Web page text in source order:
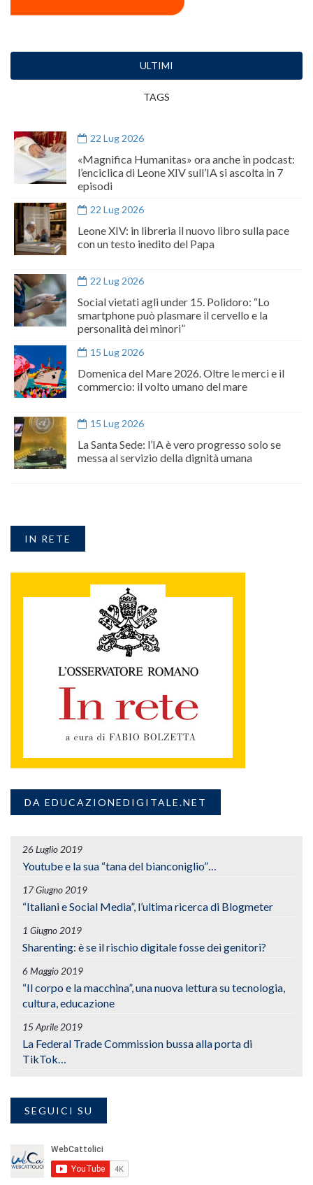
ULTIMI
TAGS
22 Lug 2026
«Magnifica Humanitas» ora anche in podcast:
l’enciclica di Leone XIV sull’IA si ascolta in 7
episodi
22 Lug 2026
Leone XIV: in libreria il nuovo libro sulla pace
con un testo inedito del Papa
22 Lug 2026
Social vietati agli under 15. Polidoro: “Lo
smartphone può plasmare il cervello e la
personalità dei minori”
15 Lug 2026
Domenica del Mare 2026. Oltre le merci e il
commercio: il volto umano del mare
15 Lug 2026
La Santa Sede: l’IA è vero progresso solo se
messa al servizio della dignità umana
IN RETE
DA EDUCAZIONEDIGITALE.NET
26 Luglio 2019
Youtube e la sua “tana del bianconiglio”…
17 Giugno 2019
“Italiani e Social Media”, l’ultima ricerca di Blogmeter
1 Giugno 2019
Sharenting: è se il rischio digitale fosse dei genitori?
6 Maggio 2019
“Il corpo e la macchina”, una nuova lettura su tecnologia,
cultura, educazione
15 Aprile 2019
La Federal Trade Commission bussa alla porta di
TikTok…
SEGUICI SU